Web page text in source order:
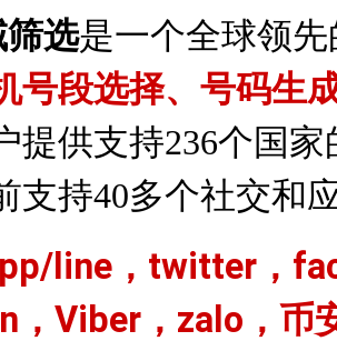
筛选是一个全球领
号段选择、号码生
提供支持236个国
支持40多个社交和
line，twitter，
，Viber，zalo，币